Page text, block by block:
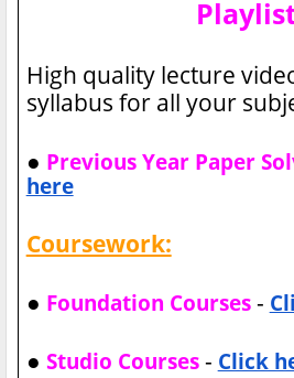
High quality lecture
syllabus for all your
● Previous Year Paper
here
Coursework:
● Foundation Courses-
● Studio Courses- Click